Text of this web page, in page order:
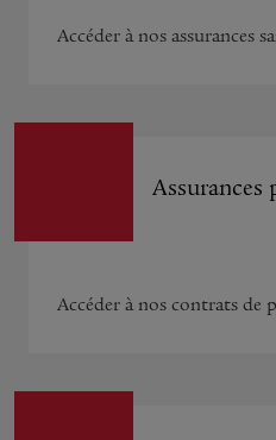
Accéder à nos assurances
Assurances
Accéder à nos contrats de